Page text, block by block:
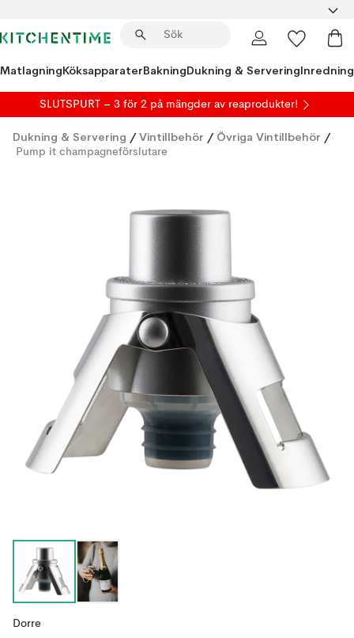
MatlagningKöksapparaterBakningDukning & ServeringInredning
SLUTSPURT – 3 för 2 på mängder av reaprodukter!
Dukning & Servering / Vintillbehör / Övriga Vintillbehör /
Pump it champagneförslutare
Dorre